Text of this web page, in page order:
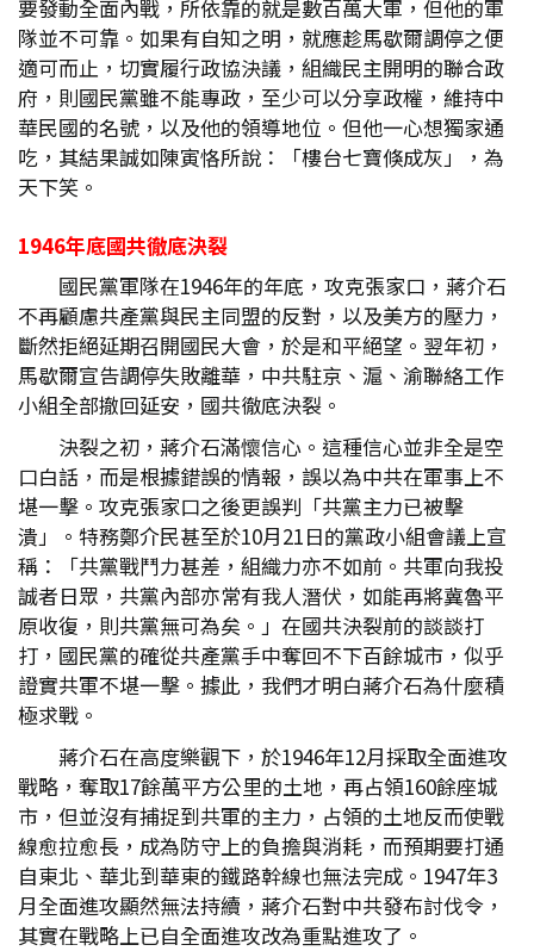
要發動全面內戰，所依靠的就是數百萬大軍，但他的軍
隊並不可靠。如果有自知之明，就應趁馬歇爾調停之便
適可而止，切實履行政協決議，組織民主開明的聯合政
府，則國民黨雖不能專政，至少可以分享政權，維持中
華民國的名號，以及他的領導地位。但他一心想獨家通
吃，其結果誠如陳寅恪所說：「樓台七寶倏成灰」，為
天下笑。
1946年底國共徹底決裂
國民黨軍隊在1946年的年底，攻克張家口，蔣介石
不再顧慮共產黨與民主同盟的反對，以及美方的壓力，
斷然拒絕延期召開國民大會，於是和平絕望。翌年初，
馬歇爾宣告調停失敗離華，中共駐京、滬、渝聯絡工作
小組全部撤回延安，國共徹底決裂。
決裂之初，蔣介石滿懷信心。這種信心並非全是空
口白話，而是根據錯誤的情報，誤以為中共在軍事上不
堪一擊。攻克張家口之後更誤判「共黨主力已被擊
潰」。特務鄭介民甚至於10月21日的黨政小組會議上宣
稱：「共黨戰鬥力甚差，組織力亦不如前。共軍向我投
誠者日眾，共黨內部亦常有我人潛伏，如能再將冀魯平
原收復，則共黨無可為矣。」在國共決裂前的談談打
打，國民黨的確從共產黨手中奪回不下百餘城市，似乎
證實共軍不堪一擊。據此，我們才明白蔣介石為什麼積
極求戰。
蔣介石在高度樂觀下，於1946年12月採取全面進攻
戰略，奪取17餘萬平方公里的土地，再占領160餘座城
市，但並沒有捕捉到共軍的主力，占領的土地反而使戰
線愈拉愈長，成為防守上的負擔與消耗，而預期要打通
自東北、華北到華東的鐵路幹線也無法完成。1947年3
月全面進攻顯然無法持續，蔣介石對中共發布討伐令，
其實在戰略上已自全面進攻改為重點進攻了。